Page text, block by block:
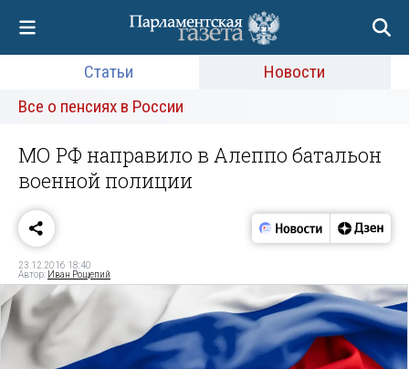
Статьи
Новости
Все о пенсиях в России
МО РФ направило в Алеппо батальон
военной полиции
23.12.2016 18:40
Автор: Иван Рощепий